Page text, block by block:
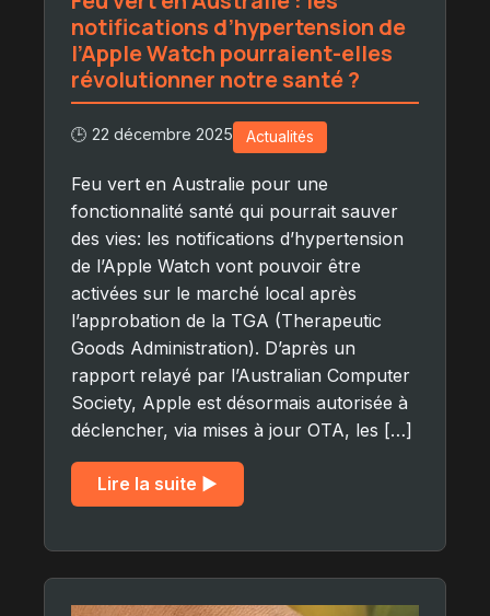
notifications d’hypertension de
l’Apple Watch pourraient-elles
révolutionner notre santé ?
🕒 22 décembre 2025 Actualités
Feu vert en Australie pour une
fonctionnalité santé qui pourrait sauver
des vies: les notifications d’hypertension
de l’Apple Watch vont pouvoir être
activées sur le marché local après
l’approbation de la TGA (Therapeutic
Goods Administration). D’après un
rapport relayé par l’Australian Computer
Society, Apple est désormais autorisée à
déclencher, via mises à jour OTA, les […]
Lire la suite ▶︎